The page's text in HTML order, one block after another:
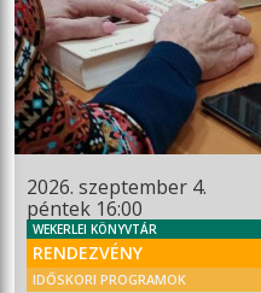
2026. szeptember 4.
péntek 16:00
WEKERLEI KÖNYVTÁR
RENDEZVÉNY
IDŐSKORI PROGRAMOK